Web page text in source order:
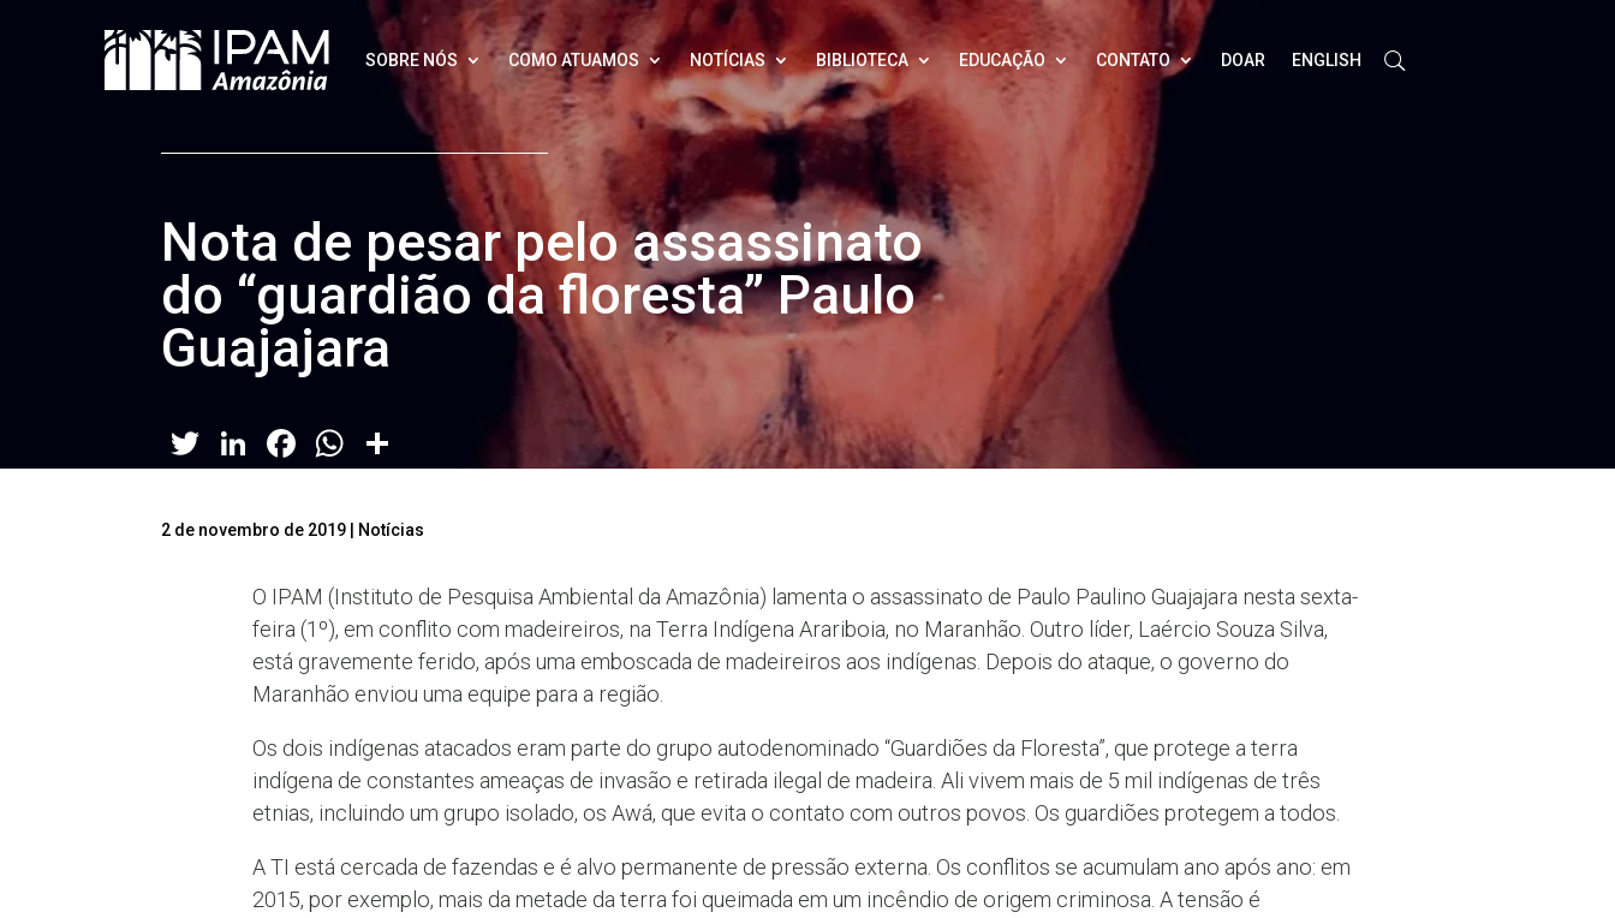
SOBRE NÓS COMO ATUAMOS NOTÍCIAS BIBLIOTECA EDUCAÇÃO CONTATO DOAR ENGLISH
Nota de pesar pelo assassinato
do “guardião da floresta” Paulo
Guajajara
Twitter
LinkedIn
Facebook
WhatsApp
2 de novembro de 2019 Notícias
O IPAM (Instituto de Pesquisa Ambiental da Amazônia) lamenta o assassinato de Paulo Paulino Guajajara nesta sexta-
feira (1º), em conflito com madeireiros, na Terra Indígena Arariboia, no Maranhão. Outro líder, Laércio Souza Silva,
está gravemente ferido, após uma emboscada de madeireiros aos indígenas. Depois do ataque, o governo do
Maranhão enviou uma equipe para a região.
Os dois indígenas atacados eram parte do grupo autodenominado “Guardiões da Floresta”, que protege a terra
indígena de constantes ameaças de invasão e retirada ilegal de madeira. Ali vivem mais de 5 mil indígenas de três
etnias, incluindo um grupo isolado, os Awá, que evita o contato com outros povos. Os guardiões protegem a todos.
A TI está cercada de fazendas e é alvo permanente de pressão externa. Os conflitos se acumulam ano após ano: em
2015, por exemplo, mais da metade da terra foi queimada em um incêndio de origem criminosa. A tensão é